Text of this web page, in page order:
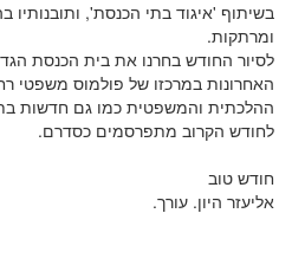
בשיתוף 'איגוד בתי הכנסת', ותובנותיו
ומרתקות.
לסיור החודש בחרנו את בית הכנסת
האחרונות במרכזו של פולמוס משפטי
ההלכתית והמשפטית כמו גם חדשות
לחודש הקרוב מתפרסמים כסדרם.
חודש טוב
אליעזר היון. עורך.